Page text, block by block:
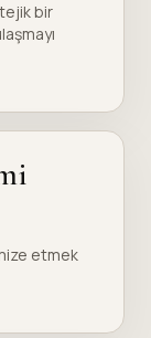
bir
etmek